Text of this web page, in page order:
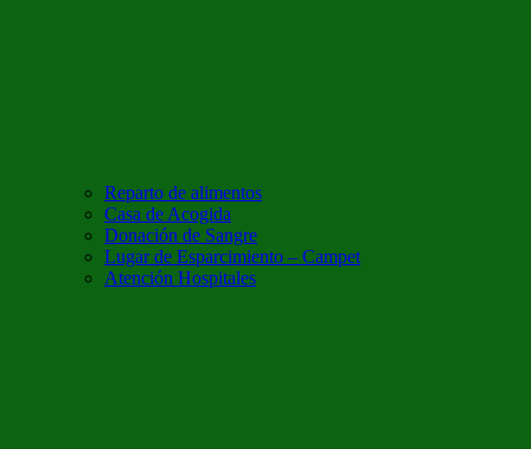
Reparto de alimentos
Casa de Acogida
Donación de Sangre
Lugar de Esparcimiento – Campet
Atención Hospitales